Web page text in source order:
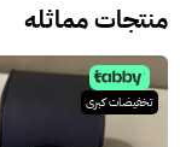
منتجات مماثله
تخفيضات كبرى